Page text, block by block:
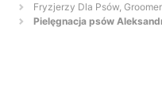
Fryzjerzy Dla Psów,
Pielęgnacja psów